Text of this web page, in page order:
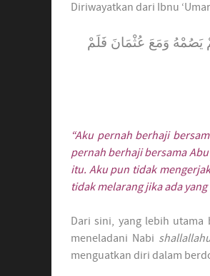
Diriwayatkan dari Ibnu
يَصُمْهُ وَمَعَ عُثْمَانَ فَلَمْ
“Aku pernah berhaji
pernah berhaji bersama
itu. Aku pun tidak
tidak melarang jika ada
Dari sini, yang lebih utama
meneladani Nabi
menguatkan diri dalam